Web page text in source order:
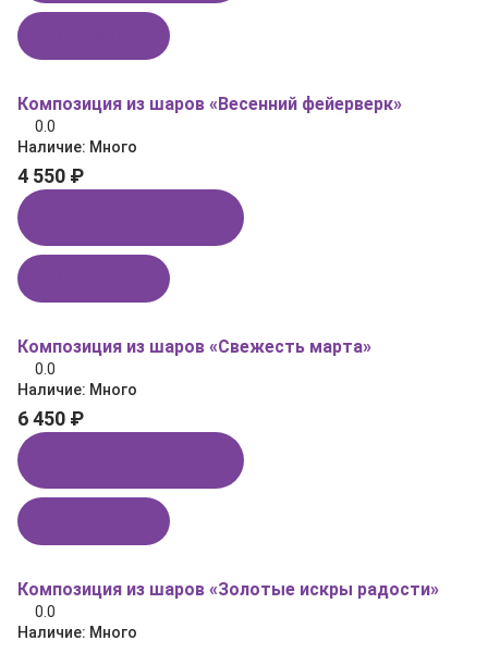
Композиция из шаров «Весенний фейерверк»
0.0
Наличие: Много
4 550 ₽
Композиция из шаров «Свежесть марта»
0.0
Наличие: Много
6 450 ₽
Композиция из шаров «Золотые искры радости»
0.0
Наличие: Много